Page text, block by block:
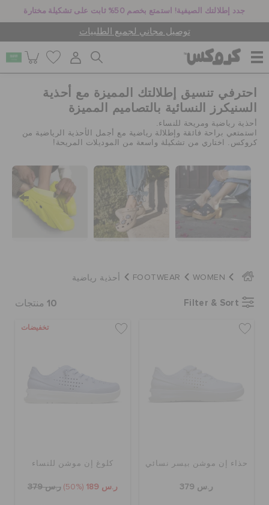
جدد إطلالتك الصيفية! استمتع بخصم 50% ثابت على تشكيلة مختارة
توصيل مجاني لجميع الطلبيات
للنساء
للرجال
أطفال
جيبيتز تشارمز
الحقائب
احترفي تنسيق إطلالتك المميزة مع أحذية
السنيكرز النسائية بالتصاميم المميزة
أحذية رياضية ومريحة للنساء.
استمتعي براحة فائقة وإطلالة رياضية مع أجمل الأحذية الرياضية من
كروكس. اختاري من تشكيلة واسعة من الموديلات المريحة!
WOMEN
FOOTWEAR أحذية رياضية
Filter & Sort
10 منتجات
حذاء إن موشن بيسر نسائي
ر.س 379
تخفيضات
كلوغ إن موشن للنساء
ر.س 189 (50%) ر.س 379